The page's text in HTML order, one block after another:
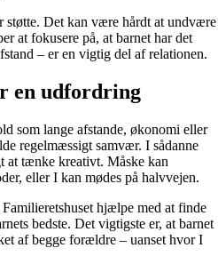
støtte. Det kan være hårdt at undvære
at fokusere på, at barnet har det
– er en vigtig del af relationen.
en udfordring
som lange afstande, økonomi eller
regelmæssigt samvær. I sådanne
tænke kreativt. Måske kan
eller I kan mødes på halvvejen.
hjælpe med at finde
bedste. Det vigtigste er, at barnet
af begge forældre – uanset hvor I